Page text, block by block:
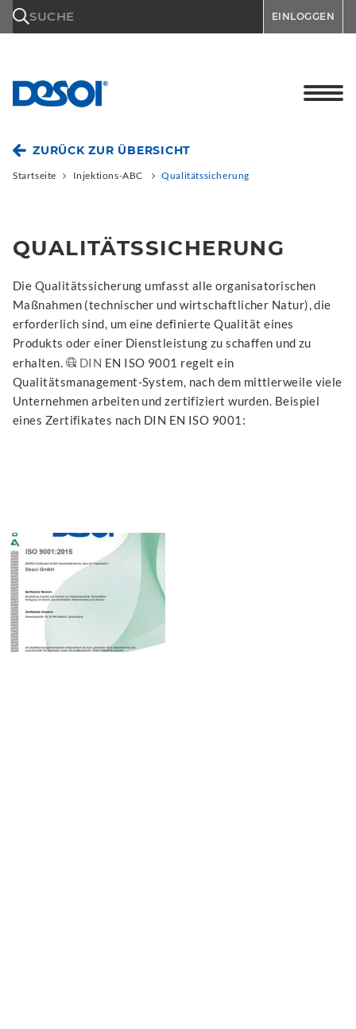
SUCHE EINLOGGEN
ZURÜCK ZUR ÜBERSICHT
Startseite Injektions-ABC Qualitätssicherung
QUALITÄTSSICHERUNG
Die Qualitätssicherung umfasst alle organisatorischen
Maßnahmen (technischer und wirtschaftlicher Natur), die
erforderlich sind, um eine definierte Qualität eines
Produkts oder einer Dienstleistung zu schaffen und zu
erhalten.
DIN EN ISO 9001 regelt ein
Qualitätsmanagement-System, nach dem mittlerweile viele
Unternehmen arbeiten und zertifiziert wurden. Beispiel
eines Zertifikates nach DIN EN ISO 9001: